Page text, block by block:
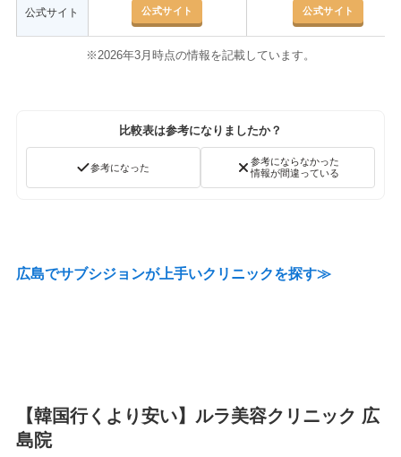
公式サイト 公式サイト 公式サイト
※2026年3月時点の情報を記載しています。
比較表は参考になりましたか？
参考になった
参考にならなかった
情報が間違っている
広島でサブシジョンが上手いクリニックを探す≫
【韓国行くより安い】ルラ美容クリニック 広
島院